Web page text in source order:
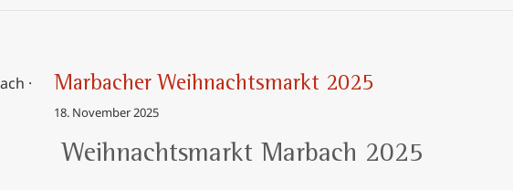
Marbacher Weihnachtsmarkt 2025
18. November 2025
Weihnachtsmarkt Marbach 2025